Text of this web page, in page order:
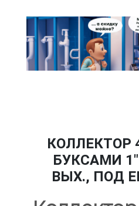
КОЛЛЕКТОР
БУКСАМИ
ВЫХ., ПОД